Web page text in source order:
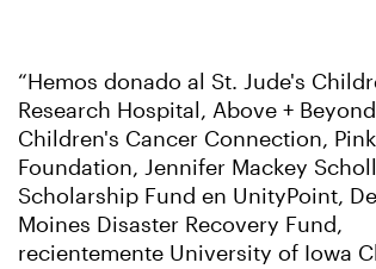
“Hemos donado al St. Jude's
Research Hospital, Above +
Children's Cancer Connection,
Foundation, Jennifer Mackey
Scholarship Fund en UnityPoint,
Moines Disaster Recovery Fund,
recientemente University of Iowa